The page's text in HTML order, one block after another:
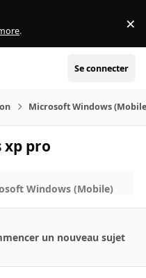
. ×
Se connecter
Microsoft Windows
xp pro
Windows (Mobile)
un nouveau sujet